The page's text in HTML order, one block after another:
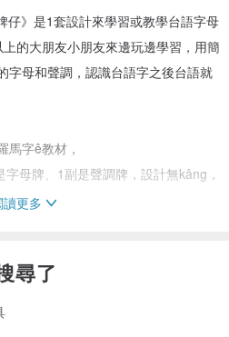
仔》是1套設計來學習或教學台語字母
的大朋友小朋友來邊玩邊學習，用簡
字母和聲調，認識台語字之後台語就
馬字ê教材，
母牌、1副是聲調牌，設計無kâng，
讀更多
尋了